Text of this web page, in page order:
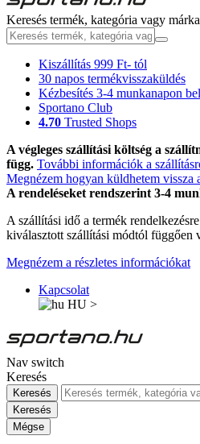
Keresés termék, kategória vagy
Kiszállítás 999 Ft- tól
30 napos termékvisszaküldés
Kézbesítés 3-4 munkanapon
Sportano Club
4.70 Trusted Shops
A végleges szállítási költség a
függ. További információk a
Megnézem hogyan küldhetem vissza
A rendeléseket rendszerint 3-4
A szállítási idő a termék
kiválasztott szállítási módtól függően
Megnézem a részletes információkat
Kapcsolat
HU >
Nav switch
Keresés
Keresés
Keresés
Mégse